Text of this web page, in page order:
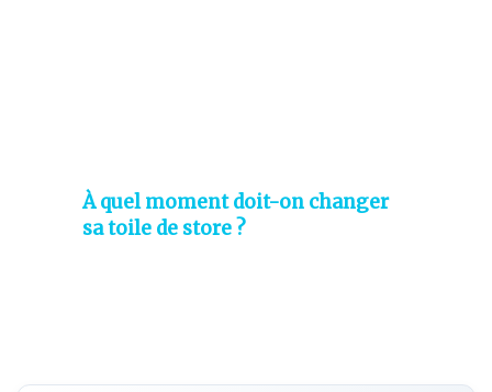
À quel moment doit-on changer
sa toile de store ?